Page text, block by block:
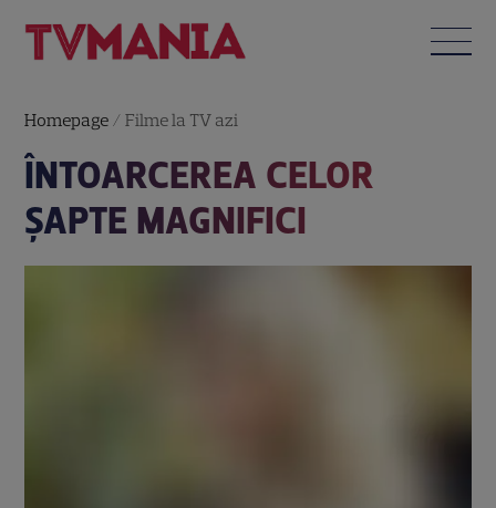
Homepage /Filme la TV azi
ÎNTOARCEREA CELOR
ŞAPTE MAGNIFICI